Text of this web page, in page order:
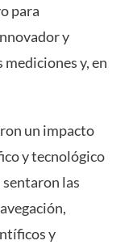
para
y
y, en
un impacto
y tecnológico
sentaron las
y